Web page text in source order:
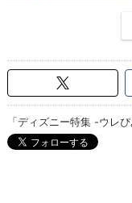
「ディズニー特集 -ウレ